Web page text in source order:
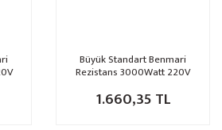
Büyük Standart Benmari
Rezistans 3000Watt 220V
1.660,35 TL